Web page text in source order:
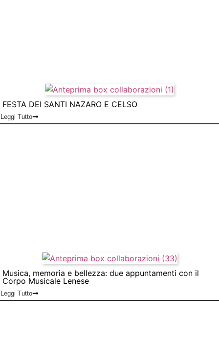
FESTA DEI SANTI NAZARO E CELSO
Leggi Tutto
Musica, memoria e bellezza: due appuntamenti con il
Corpo Musicale Lenese
Leggi Tutto